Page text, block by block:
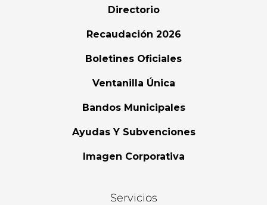
Directorio
Recaudación 2026
Boletines Oficiales
Ventanilla Única
Bandos Municipales
Ayudas Y Subvenciones
Imagen Corporativa
Servicios